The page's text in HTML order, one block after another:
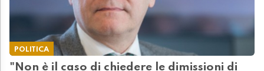
POLITICA
"Non è il caso di chiedere le dimissioni di